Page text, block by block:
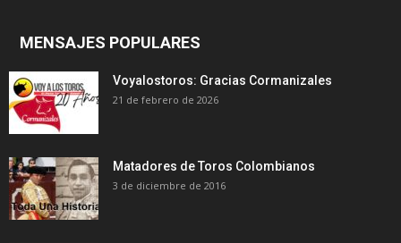
MENSAJES POPULARES
Voyalostoros: Gracias Cormanizales
21 de febrero de 2026
Matadores de Toros Colombianos
3 de diciembre de 2016